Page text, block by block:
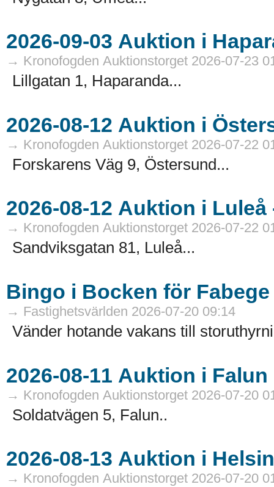
→ Kronofogden Auktionstorget 2026-07-23
Lillgatan 1, Haparanda...
→ Kronofogden Auktionstorget 2026-07-22
Forskarens Väg 9, Östersund...
→ Kronofogden Auktionstorget 2026-07-22
Sandviksgatan 81, Luleå...
Bingo i Bocken för Fabege
→ Fastighetsvärlden 2026-07-20 09:14
Vänder hotande vakans till
→ Kronofogden Auktionstorget 2026-07-20
Soldatvägen 5, Falun..
→ Kronofogden Auktionstorget 2026-07-20